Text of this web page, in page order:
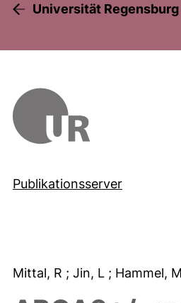
Universität Regensburg
Publikationsserver
Mittal, R ; Jin, L ; Hammel, M